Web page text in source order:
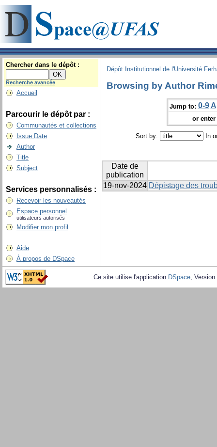
Chercher dans le dépôt :
Recherche avancée
Accueil
Parcourir le dépôt par :
Communautés et collections
Issue Date
Author
Title
Subject
Services personnalisés :
Recevoir les nouveautés
Espace personnel
utilisateurs autorisés
Modifier mon profil
Aide
À propos de DSpace
Dépôt Institutionnel de l'Université
Browsing by Author
Jump to: 0-9 A
or
Sort by: In
Date de
publication
19-nov-2024 Dépistage des
Ce site utilise l'application DSpace,